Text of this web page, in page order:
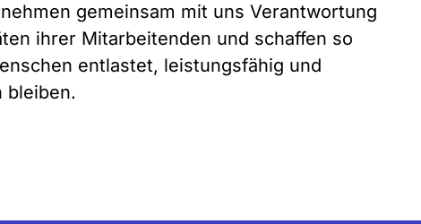
gemeinsam mit uns Verantwortung
ihrer Mitarbeitenden und schaffen so
entlastet, leistungsfähig und
bleiben.